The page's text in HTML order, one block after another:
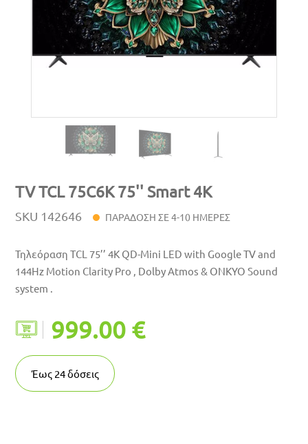
TV TCL 75C6K 75'' Smart 4K
SKU 142646 ΠΑΡΑΔΟΣΗ ΣΕ 4-10 ΗΜΕΡΕΣ
Τηλεόραση TCL 75’’ 4K QD-Mini LED with Google TV and
144Hz Motion Clarity Pro , Dolby Atmos & ONKYO Sound
system .
999.00 €
Έως 24δόσεις